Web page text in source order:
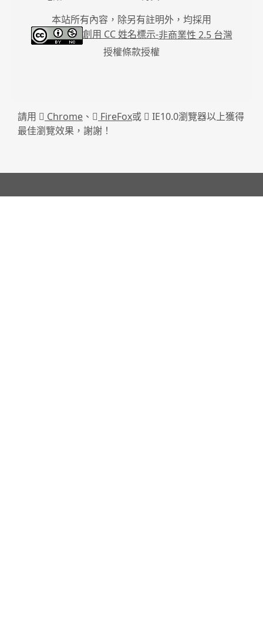
本站所有內容，除另有註明外，均採用
創用 CC 姓名標示-非商業性 2.5 台灣
授權條款授權
請用 Chrome 、 FireFox或
IE10.0瀏覽器以上獲得
最佳瀏覽效果，謝謝！